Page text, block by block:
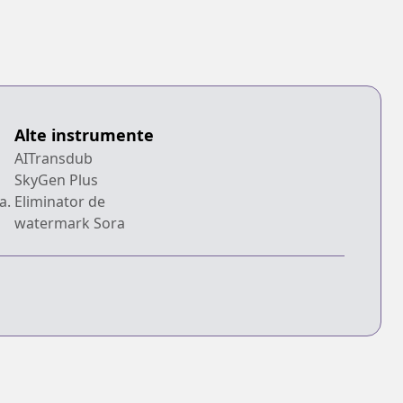
Alte instrumente
AITransdub
SkyGen Plus
Eliminator de
watermark Sora